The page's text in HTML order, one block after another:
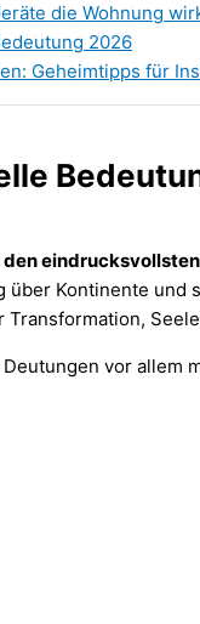
die Wohnung
2026
Geheimtipps für
über Kontinente und
vor allem